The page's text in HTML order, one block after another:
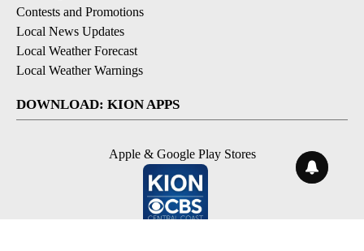
Contests and Promotions
Local News Updates
Local Weather Forecast
Local Weather Warnings
DOWNLOAD: KION APPS
Apple & Google Play Stores